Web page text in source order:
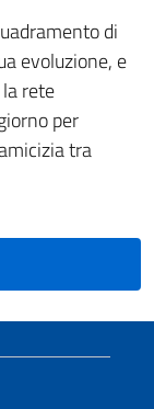
di
evoluzione, e
rete
per
tra